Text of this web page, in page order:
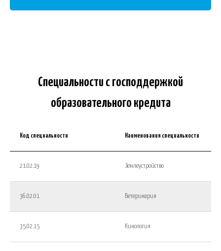
Специальности с господдержкой
образовательного кредита
Код специальности Наименования специальности
21.02.19 Землеустройство
36.02.01 Ветеринария
35.02.15 Кинология
народного хозяйства и
Министерство